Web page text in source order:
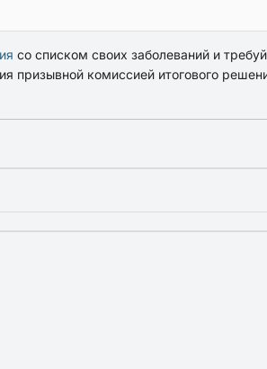
со списком своих заболеваний и
призывной комиссией итогового